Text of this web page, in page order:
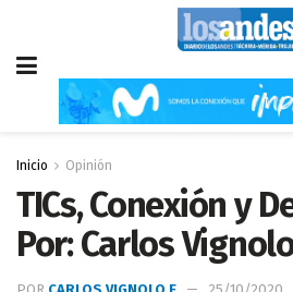
Inicio Opinión
TICs, Conexión y
Por: Carlos